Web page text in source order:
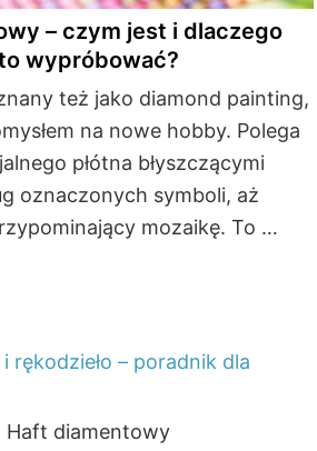
– czym jest i dlaczego
wypróbować?
też jako diamond painting,
na nowe hobby. Polega
płótna błyszczącymi
oznaczonych symboli, aż
mozaikę. To …
rękodzieło – poradnik dla
Haft diamentowy